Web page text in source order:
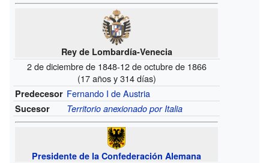
Rey de Lombardía-Venecia
2 de diciembre de 1848-12 de octubre de 1866
(17 años y 314 días)
Predecesor Fernando I de Austria
Sucesor Territorio anexionado por Italia
Presidente de la Confederación Alemana